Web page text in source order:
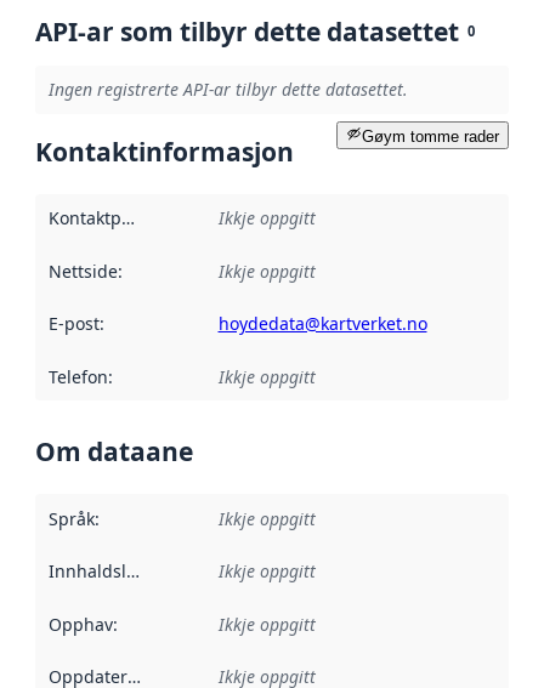
API-ar som tilbyr dette datasettet 0
Ingen registrerte API-ar tilbyr dette datasettet.
Gøym tomme rader
Kontaktinformasjon
Kontaktpunkt Ikkje oppgitt
Nettside: Ikkje oppgitt
E-post: hoydedata@kartverket.no
Telefon: Ikkje oppgitt
Om dataane
Språk: Ikkje oppgitt
Innhaldsleverandørar :
Ikkje oppgitt
Opphav: Ikkje oppgitt
Oppdateringsfrekvens :
Ikkje oppgitt